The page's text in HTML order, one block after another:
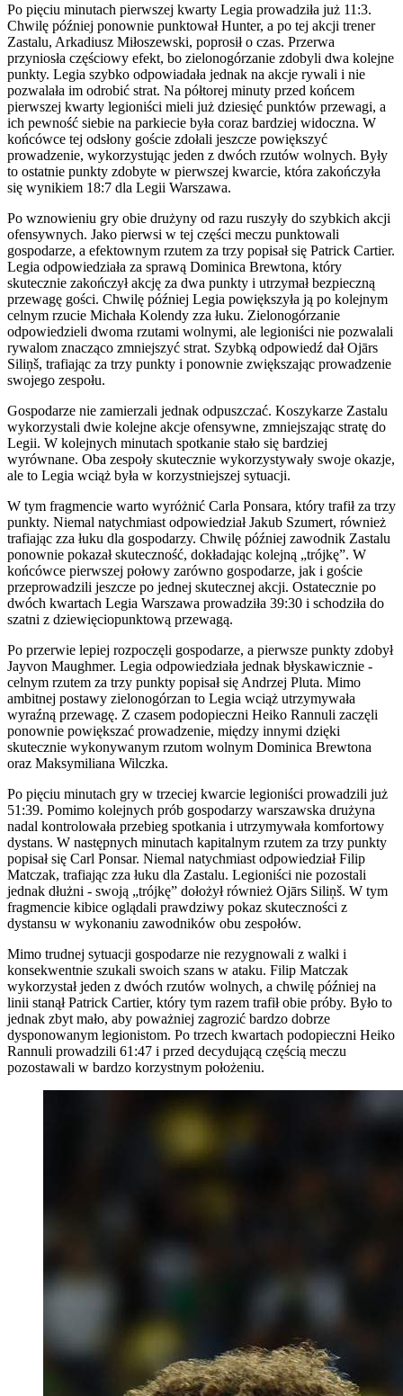
Po pięciu minutach pierwszej kwarty Legia prowadziła już 11:3.
Chwilę później ponownie punktował Hunter, a po tej akcji trener
Zastalu, Arkadiusz Miłoszewski, poprosił o czas. Przerwa
przyniosła częściowy efekt, bo zielonogórzanie zdobyli dwa kolejne
punkty. Legia szybko odpowiadała jednak na akcje rywali i nie
pozwalała im odrobić strat. Na półtorej minuty przed końcem
pierwszej kwarty legioniści mieli już dziesięć punktów przewagi, a
ich pewność siebie na parkiecie była coraz bardziej widoczna. W
końcówce tej odsłony goście zdołali jeszcze powiększyć
prowadzenie, wykorzystując jeden z dwóch rzutów wolnych. Były
to ostatnie punkty zdobyte w pierwszej kwarcie, która zakończyła
się wynikiem 18:7 dla Legii Warszawa.
Po wznowieniu gry obie drużyny od razu ruszyły do szybkich akcji
ofensywnych. Jako pierwsi w tej części meczu punktowali
gospodarze, a efektownym rzutem za trzy popisał się Patrick Cartier.
Legia odpowiedziała za sprawą Dominica Brewtona, który
skutecznie zakończył akcję za dwa punkty i utrzymał bezpieczną
przewagę gości. Chwilę później Legia powiększyła ją po kolejnym
celnym rzucie Michała Kolendy zza łuku. Zielonogórzanie
odpowiedzieli dwoma rzutami wolnymi, ale legioniści nie pozwalali
rywalom znacząco zmniejszyć strat. Szybką odpowiedź dał Ojārs
Siliņš, trafiając za trzy punkty i ponownie zwiększając prowadzenie
swojego zespołu.
Gospodarze nie zamierzali jednak odpuszczać. Koszykarze Zastalu
wykorzystali dwie kolejne akcje ofensywne, zmniejszając stratę do
Legii. W kolejnych minutach spotkanie stało się bardziej
wyrównane. Oba zespoły skutecznie wykorzystywały swoje okazje,
ale to Legia wciąż była w korzystniejszej sytuacji.
W tym fragmencie warto wyróżnić Carla Ponsara, który trafił za trzy
punkty. Niemal natychmiast odpowiedział Jakub Szumert, również
trafiając zza łuku dla gospodarzy. Chwilę później zawodnik Zastalu
ponownie pokazał skuteczność, dokładając kolejną „trójkę”. W
końcówce pierwszej połowy zarówno gospodarze, jak i goście
przeprowadzili jeszcze po jednej skutecznej akcji. Ostatecznie po
dwóch kwartach Legia Warszawa prowadziła 39:30 i schodziła do
szatni z dziewięciopunktową przewagą.
Po przerwie lepiej rozpoczęli gospodarze, a pierwsze punkty zdobył
Jayvon Maughmer. Legia odpowiedziała jednak błyskawicznie -
celnym rzutem za trzy punkty popisał się Andrzej Pluta. Mimo
ambitnej postawy zielonogórzan to Legia wciąż utrzymywała
wyraźną przewagę. Z czasem podopieczni Heiko Rannuli zaczęli
ponownie powiększać prowadzenie, między innymi dzięki
skutecznie wykonywanym rzutom wolnym Dominica Brewtona
oraz Maksymiliana Wilczka.
Po pięciu minutach gry w trzeciej kwarcie legioniści prowadzili już
51:39. Pomimo kolejnych prób gospodarzy warszawska drużyna
nadal kontrolowała przebieg spotkania i utrzymywała komfortowy
dystans. W następnych minutach kapitalnym rzutem za trzy punkty
popisał się Carl Ponsar. Niemal natychmiast odpowiedział Filip
Matczak, trafiając zza łuku dla Zastalu. Legioniści nie pozostali
jednak dłużni - swoją „trójkę” dołożył również Ojārs Siliņš. W tym
fragmencie kibice oglądali prawdziwy pokaz skuteczności z
dystansu w wykonaniu zawodników obu zespołów.
Mimo trudnej sytuacji gospodarze nie rezygnowali z walki i
konsekwentnie szukali swoich szans w ataku. Filip Matczak
wykorzystał jeden z dwóch rzutów wolnych, a chwilę później na
linii stanął Patrick Cartier, który tym razem trafił obie próby. Było to
jednak zbyt mało, aby poważniej zagrozić bardzo dobrze
dysponowanym legionistom. Po trzech kwartach podopieczni Heiko
Rannuli prowadzili 61:47 i przed decydującą częścią meczu
pozostawali w bardzo korzystnym położeniu.